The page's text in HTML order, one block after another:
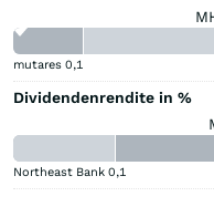
mutares 0,1
Dividendenrendite in %
Northeast Bank 0,1